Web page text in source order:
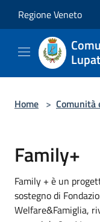
Regione Veneto
Home > Comunità
Family+
Family + è un
sostegno di
Welfare&Famiglia,